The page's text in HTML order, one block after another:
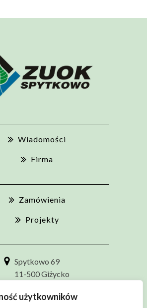
użytkowników
Wiadomości
Firma
Zamówienia
Projekty
Spytkowo 69
11-500 Giżycko